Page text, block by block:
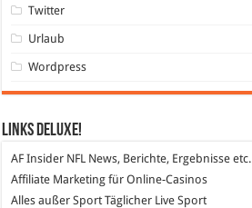
Twitter
Urlaub
Wordpress
Links DeLuXe!
AF Insider NFL News, Berichte, Ergebnisse etc.
Affiliate Marketing für Online-Casinos
Alles außer SportTäglicher Live Sport